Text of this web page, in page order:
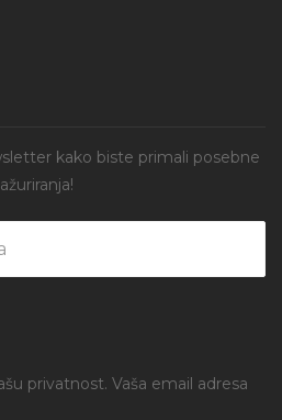
kako biste primali posebne
privatnost. Vaša email adresa